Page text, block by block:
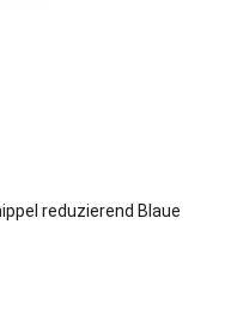
reduzierend Blaue